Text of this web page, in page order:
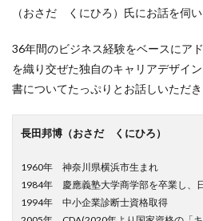
（おさだ くにひろ）氏にお話を伺い
36年間のビジネス経験をベースにア
を織り交ぜた独自のキャリアデザイ
書についてたっぷりとお話しいただき
長田邦博（おさだ くにひろ）
1960年 神奈川県横浜市生まれ
1984年 慶應義塾大学商学部を卒業し、
1994年 中小企業診断士資格取得